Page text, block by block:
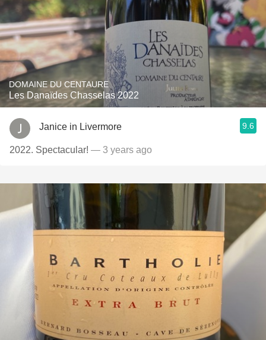
DOMAINE DU CENTAURE
Les Danaïdes Chasselas 2022
Janice in Livermore 9.6
2022. Spectacular! — 3 years ago